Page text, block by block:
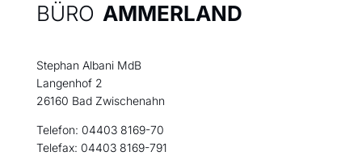
BÜRO AMMERLAND
Stephan Albani MdB
Langenhof 2
26160 Bad Zwischenahn
Telefon: 04403 8169-70
Telefax: 04403 8169-791